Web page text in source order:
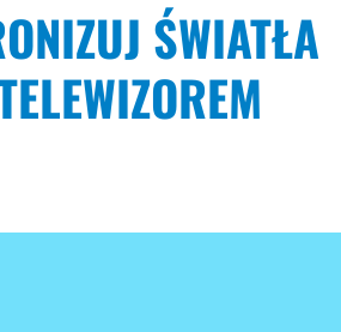
ŚWIATŁA